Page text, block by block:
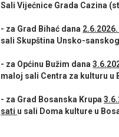
Sali Vijećnice Grada Cazina
- za Grad Bihać dana
sali Skupština Unsko-
- za Općinu Bužim dana
maloj sali Centra za kulturu u
- za Grad Bosanska Krupa
sati u sali Doma kulture u